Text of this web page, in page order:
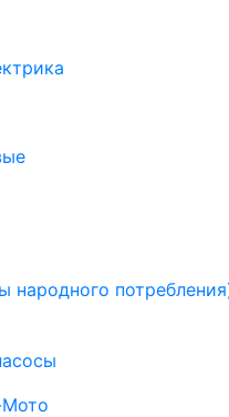
народного